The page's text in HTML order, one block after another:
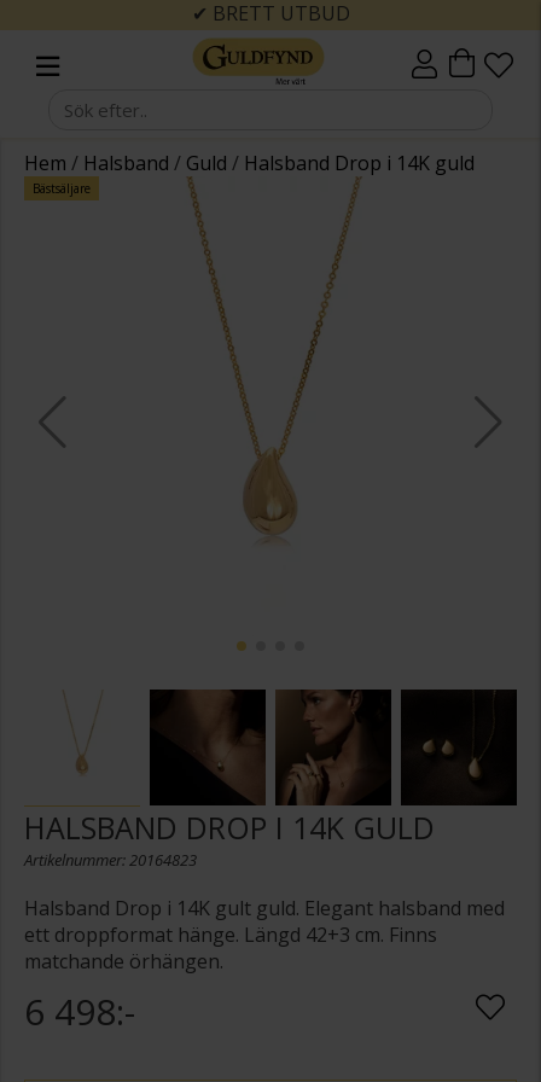
✔ BRETT UTBUD
Hem / Halsband / Guld / Halsband Drop i 14K guld
Bästsäljare
HALSBAND DROP I 14K GULD
Artikelnummer: 20164823
Halsband Drop i 14K gult guld. Elegant halsband med
ett droppformat hänge. Längd 42+3 cm. Finns
matchande örhängen.
6 498:-